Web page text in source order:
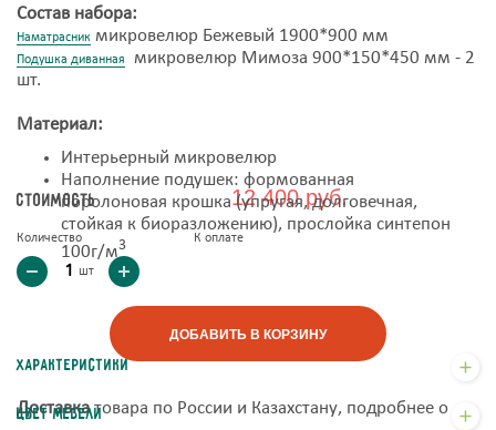
Стоимость 12 400 руб.
Количество
шт
К оплате
ДОБАВИТЬ В КОРЗИНУ
Доставкатовара по России и Казахстану, подробнее о
Состав набора:
Наматрасник микровелюр Бежевый 1900*900 мм
Подушка диванная
микровелюр Мимоза 900*150*450 мм - 2
шт.
Материал:
Интерьерный микровелюр
Наполнение подушек: формованная
поролоновая крошка (упругая, долговечная,
стойкая к биоразложению), прослойка синтепон
100г/м3
Характеристики
Цвет мебели